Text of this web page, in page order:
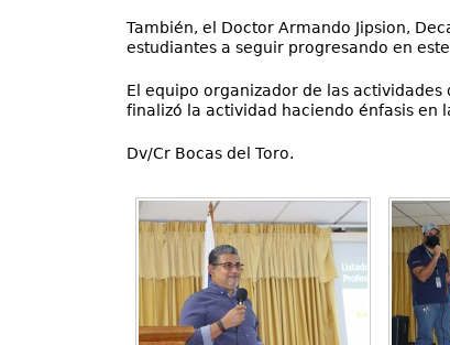
También, el Doctor Armando Jipsion,
estudiantes a seguir progresando en
El equipo organizador de las
finalizó la actividad haciendo énfasis en
Dv/Cr Bocas del Toro.